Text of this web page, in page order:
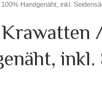
Handgenäht, inkl.
inkl.